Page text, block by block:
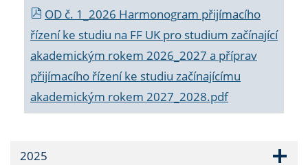
OD č. 1_2026 Harmonogram přijímacího
řízení ke studiu na FF UK pro studium začínající
akademickým rokem 2026_2027 a příprav
přijímacího řízení ke studiu začínajícímu
akademickým rokem 2027_2028.pdf
2025